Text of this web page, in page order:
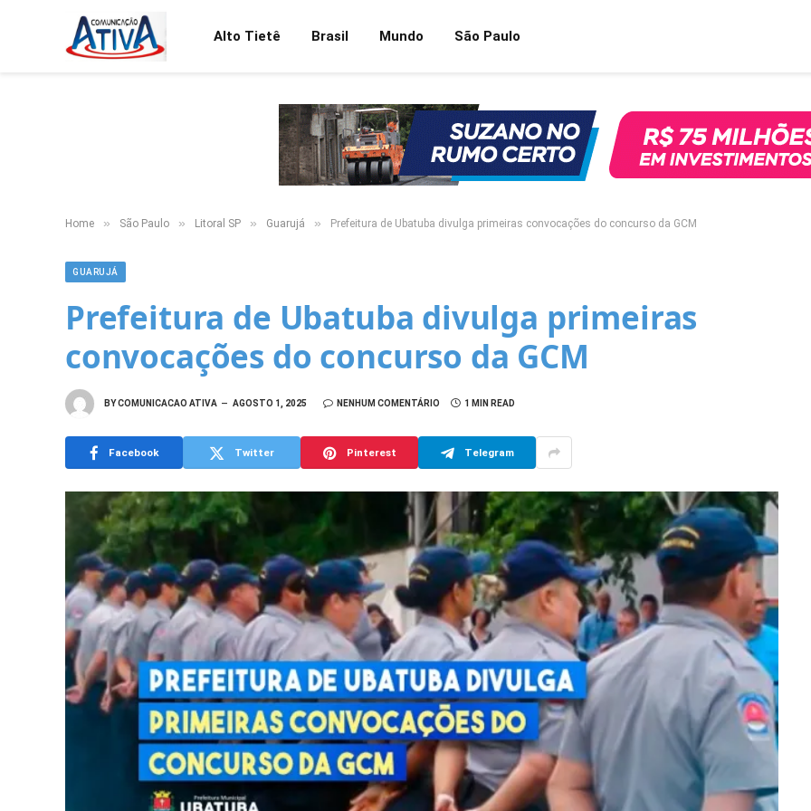
Alto Tietê Brasil Mundo São Paulo
Home » São Paulo » Litoral SP » Guarujá » Prefeitura de Ubatuba divulga primeiras convocações do concurso da GCM
GUARUJÁ
Prefeitura de Ubatuba divulga primeiras
convocações do concurso da GCM
BYCOMUNICACAO ATIVA AGOSTO 1, 2025 NENHUM COMENTÁRIO 1 MIN READ
Facebook Twitter Pinterest Telegram